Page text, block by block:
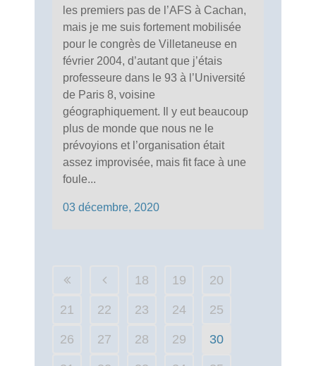
les premiers pas de l’AFS à Cachan,
mais je me suis fortement mobilisée
pour le congrès de Villetaneuse en
février 2004, d’autant que j’étais
professeure dans le 93 à l’Université
de Paris 8, voisine
géographiquement. Il y eut beaucoup
plus de monde que nous ne le
prévoyions et l’organisation était
assez improvisée, mais fit face à une
foule...
03 décembre, 2020
18 19 20
21 22 23 24 25
26 27 28 29 30